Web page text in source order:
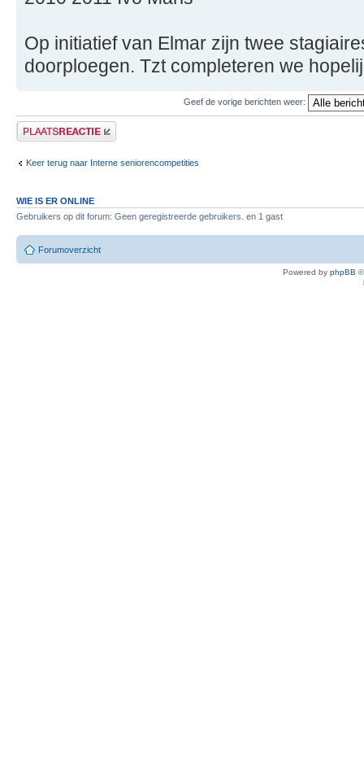
Op initiatief van Elmar zijn twee
doorploegen. Tzt completeren we
Geef de vorige berichten weer:
Plaats een reactie
Keer terug naar Interne seniorencompetities
WIE IS ER ONLINE
Gebruikers op dit forum: Geen geregistreerde gebruikers. en 1 gast
Forumoverzicht
Powered by phpBB